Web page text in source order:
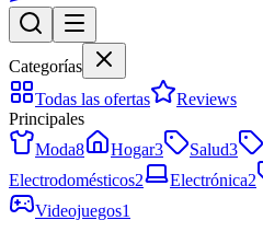
Categorías
Todas las ofertas
Reviews
Principales
Moda8 Hogar3 Salud3
Electrodomésticos2 Electrónica2
Videojuegos1